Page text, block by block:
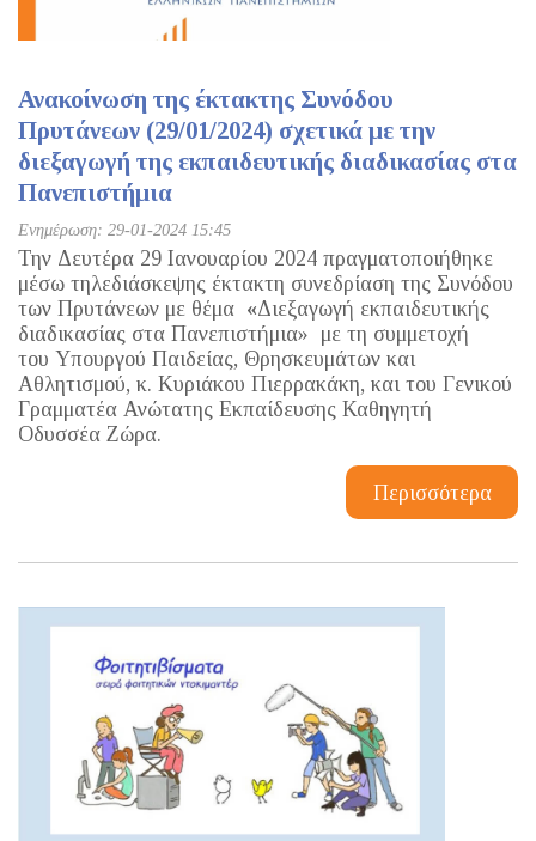
Ανακοίνωση της έκτακτης Συνόδου
Πρυτάνεων (29/01/2024) σχετικά με την
διεξαγωγή της εκπαιδευτικής διαδικασίας στα
Πανεπιστήμια
Ενημέρωση: 29-01-2024 15:45
Την Δευτέρα 29 Ιανουαρίου 2024 πραγματοποιήθηκε
μέσω τηλεδιάσκεψης έκτακτη συνεδρίαση της Συνόδου
των Πρυτάνεων με θέμα «Διεξαγωγή εκπαιδευτικής
διαδικασίας στα Πανεπιστήμια» με τη συμμετοχή
του Υπουργού Παιδείας, Θρησκευμάτων και
Αθλητισμού, κ. Κυριάκου Πιερρακάκη, και του Γενικού
Γραμματέα Ανώτατης Εκπαίδευσης Καθηγητή
Οδυσσέα Ζώρα.
Περισσότερα